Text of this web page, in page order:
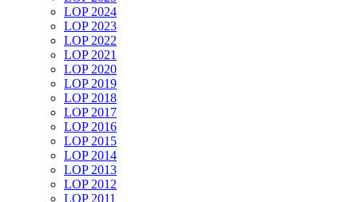
LOP 2024
LOP 2023
LOP 2022
LOP 2021
LOP 2020
LOP 2019
LOP 2018
LOP 2017
LOP 2016
LOP 2015
LOP 2014
LOP 2013
LOP 2012
LOP 2011